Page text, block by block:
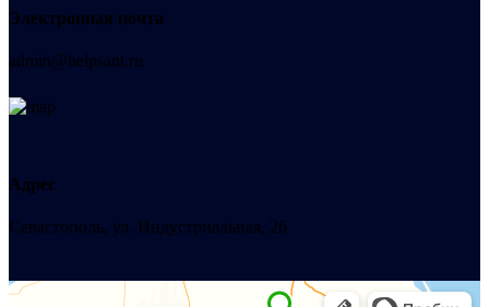
Электронная почта
admin@helpsant.ru
Адрес
Севастополь, ул. Индустриальная, 26